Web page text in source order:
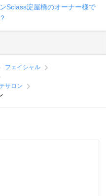
Sclass淀屋橋のオーナー様で
フェイシャル
サロン